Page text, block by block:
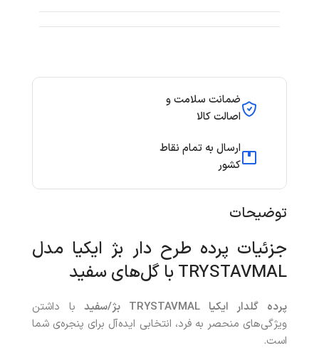
ضمانت سلامت و
اصالت کالا
ارسال به تمام نقاط
کشور
توضیحات
جزئیات پرده طرح دار بژ ایکیا مدل
TRYSTAVMAL با گل‌های سفید
پرده گلدار ایکیا TRYSTAVMAL بژ/سفید
با داشتن
ویژگی‌های منحصر به فرد، انتخابی ایده‌آل برای پنجره‌ی شما
است.